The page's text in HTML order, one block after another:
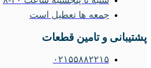
جمعه ها تعطیل است
پشتیبانی و تامین قطعات
۰۲۱۵۵۸۸۲۲۱۵